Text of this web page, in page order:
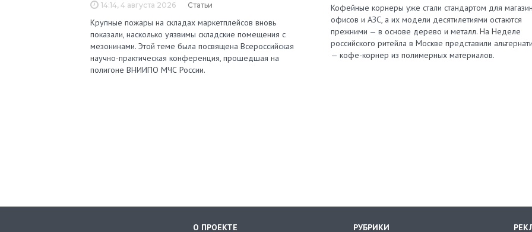
14:14, 4 августа 2026 Статьи
Крупные пожары на складах маркетплейсов вновь
показали, насколько уязвимы складские помещения с
мезонинами. Этой теме была посвящена Всероссийская
научно-практическая конференция, прошедшая на
полигоне ВНИИПО МЧС России.
Кофейные корнеры уже стали стандартом для
офисов и АЗС, а их модели десятилетиями остаются
прежними — в основе дерево и металл. На Неделе
российского ритейла в Москве представили
— кофе-корнер из полимерных материалов.
О ПРОЕКТЕ РУБРИКИ